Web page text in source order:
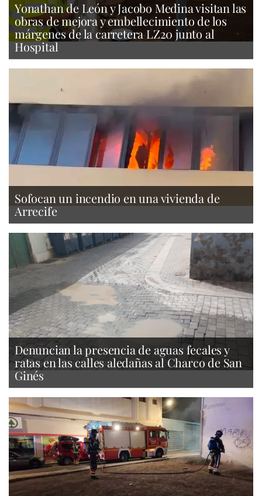
Yonathan de León y Jacobo Medina visitan las
obras de mejora y embellecimiento de los
márgenes de la carretera LZ20 junto al
Hospital
Sofocan un incendio en una vivienda de
Arrecife
Denuncian la presencia de aguas fecales y
ratas en las calles aledañas al Charco de San
Ginés